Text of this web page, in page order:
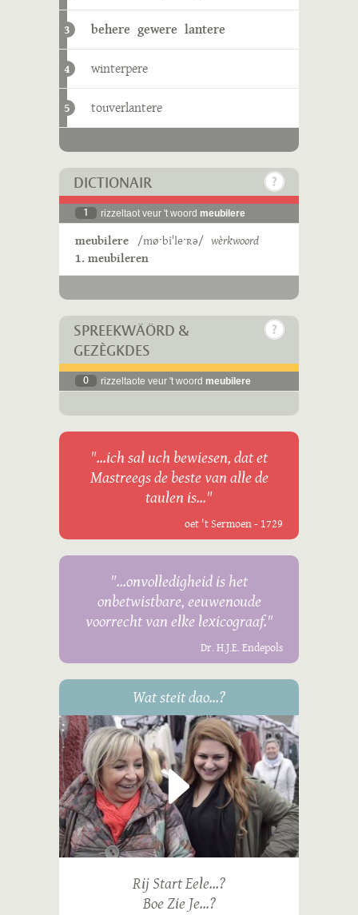
3 behere gewere lantere
4 winterpere
5 touverlantere
DICTIONAIR
1 rizzeltaot veur 't woord meubilere
meubilere /møˑbiˈleˑʀə/ wèrkwoord
1. meubileren
SPREEKWÄÖRD &
GEZÈGKDES
0 rizzeltaote veur 't woord meubilere
"...ich sal uch bewiesen, dat et
Mastreegs de beste van alle de
taulen is..."
oet 't Sermoen - 1729
"...onvolledigheid is het
onbetwistbare, eeuwenoude
voorrecht van elke lexicograaf."
Dr. H.J.E. Endepols
Wat steit dao...?
Rij Start Eele...?
Boe Zie Je...?